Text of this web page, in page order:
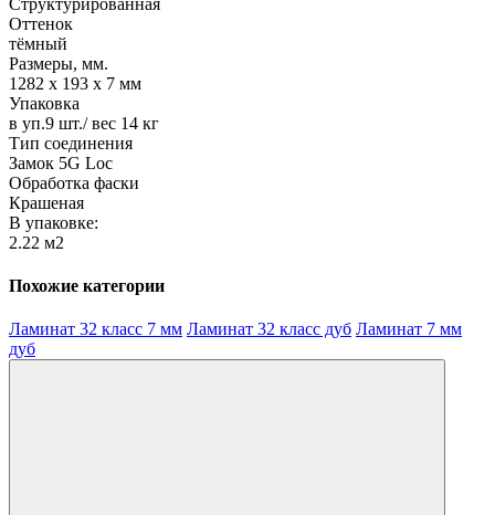
Оттенок
тёмный
Размеры, мм.
1282 х 193 х 7 мм
Упаковка
в уп.9 шт./ вес 14 кг
Тип соединения
Замок 5G Loc
Обработка фаски
Крашеная
В упаковке:
2.22 м2
Похожие категории
Ламинат 32 класс 7 мм Ламинат 32 класс дуб Ламинат 7 мм
дуб